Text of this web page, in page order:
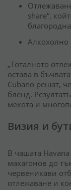
share“,
Алкохолно
„Тоталното
остава в
Cubano решат,
бленд.
мекота и
Визия и
В чашата
махагонов до
червеникави
отлежаване и